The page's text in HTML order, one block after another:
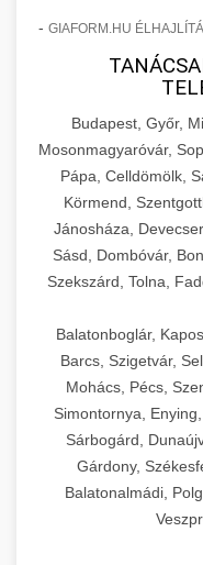
- GIAFORM.HU
Budapest, Győr,
Mosonmagyaróvár,
Pápa, Celldömölk,
Körmend,
Jánosháza,
Sásd, Dombóvár,
Szekszárd, Tolna,
Balatonboglár,
Barcs, Szigetvár,
Mohács, Pécs,
Simontornya,
Sárbogárd,
Gárdony,
Balatonalmádi,